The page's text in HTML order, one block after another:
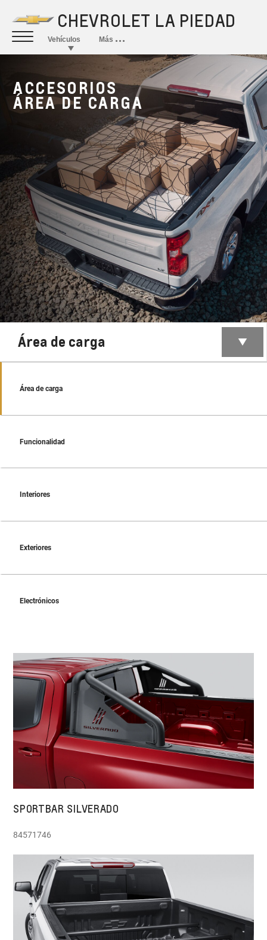
ACCESORIOS
ÁREA DE CARGA
Área de carga
Área de carga
Funcionalidad
Interiores
Exteriores
Electrónicos
SPORTBAR SILVERADO
84571746